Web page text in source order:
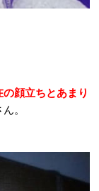
の顔立ちとあまり
。